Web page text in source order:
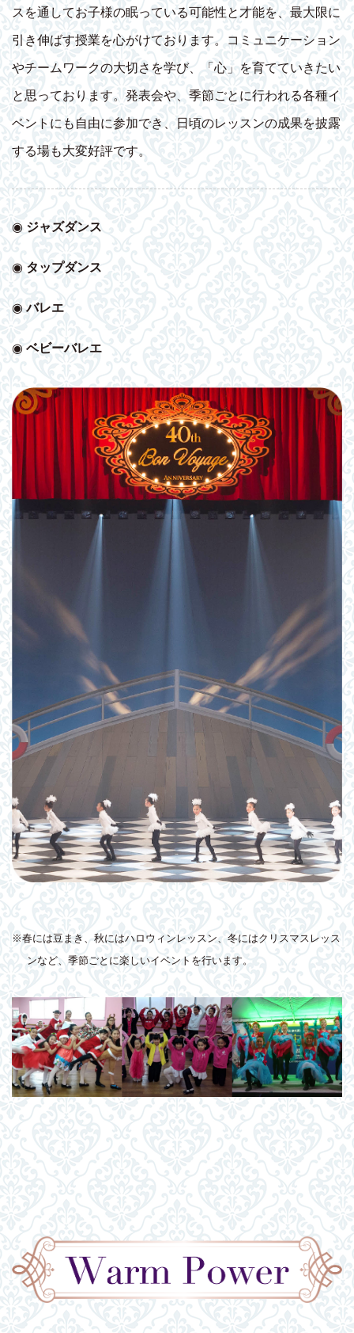
スを通してお子様の眠っている可能性と才能を、最大限に
引き伸ばす授業を心がけております。コミュニケーション
やチームワークの大切さを学び、「心」を育てていきたい
と思っております。発表会や、季節ごとに行われる各種イ
ベントにも自由に参加でき、日頃のレッスンの成果を披露
する場も大変好評です。
◉ ジャズダンス
◉ タップダンス
◉バレエ
◉ベビーバレエ
※春には豆まき、秋にはハロウィンレッスン、冬にはクリスマスレッス
ンなど、季節ごとに楽しいイベントを行います。